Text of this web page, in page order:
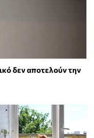
δεν αποτελούν την